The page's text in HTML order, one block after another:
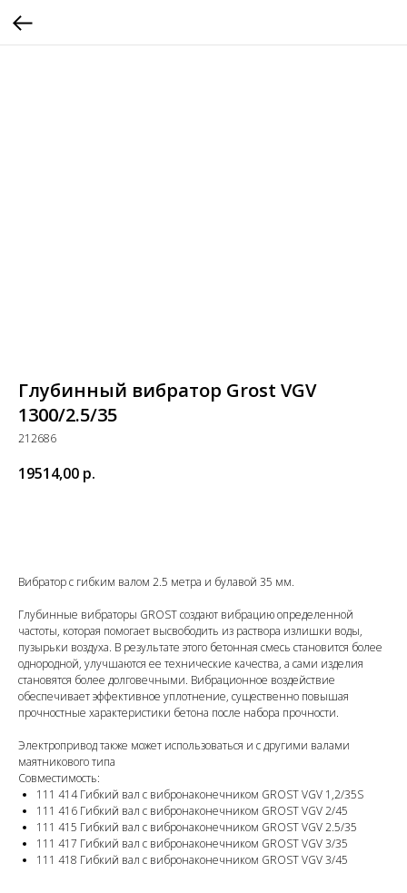
Глубинный вибратор Grost VGV
1300/2.5/35
212686
19514,00 р.
Вибратор с гибким валом 2.5 метра и булавой 35 мм.
Глубинные вибраторы GROST создают вибрацию определенной
частоты, которая помогает высвободить из раствора излишки воды,
пузырьки воздуха. В результате этого бетонная смесь становится более
однородной, улучшаются ее технические качества, а сами изделия
становятся более долговечными. Вибрационное воздействие
обеспечивает эффективное уплотнение, существенно повышая
прочностные характеристики бетона после набора прочности.
Электропривод также может использоваться и с другими валами
маятникового типа
Совместимость:
111 414 Гибкий вал с вибронаконечником GROST VGV 1,2/35S
111 416 Гибкий вал с вибронаконечником GROST VGV 2/45
111 415 Гибкий вал с вибронаконечником GROST VGV 2.5/35
111 417 Гибкий вал с вибронаконечником GROST VGV 3/35
111 418 Гибкий вал с вибронаконечником GROST VGV 3/45